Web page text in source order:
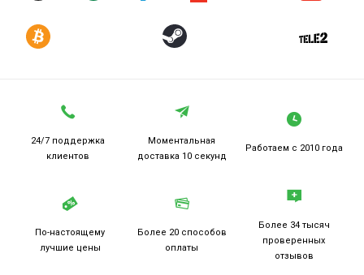
24/7 поддержка
клиентов
Моментальная
доставка 10 секунд
Работаем с 2010 года
По-настоящему
лучшие цены
Более 20 способов
оплаты
Более 34 тысяч
проверенных
отзывов